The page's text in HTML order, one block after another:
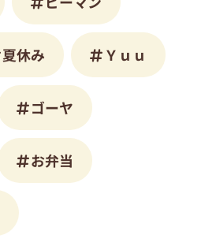
夏休み Ｙｕｕ
ゴーヤ
お弁当